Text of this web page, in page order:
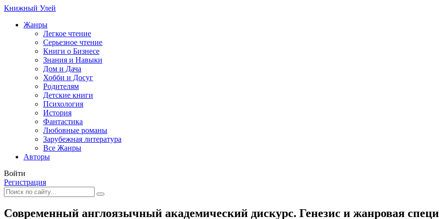
Книжный Улей
Жанры
Легкое чтение
Серьезное чтение
Книги о Бизнесе
Знания и Навыки
Дом и Дача
Хобби и Досуг
Родителям
Детские книги
Психология
История
Фантастика
Любовные романы
Зарубежная литература
Все Жанры
Авторы
Войти
Регистрация
Современный англоязычный академический дискурс. Генезис и жанровая